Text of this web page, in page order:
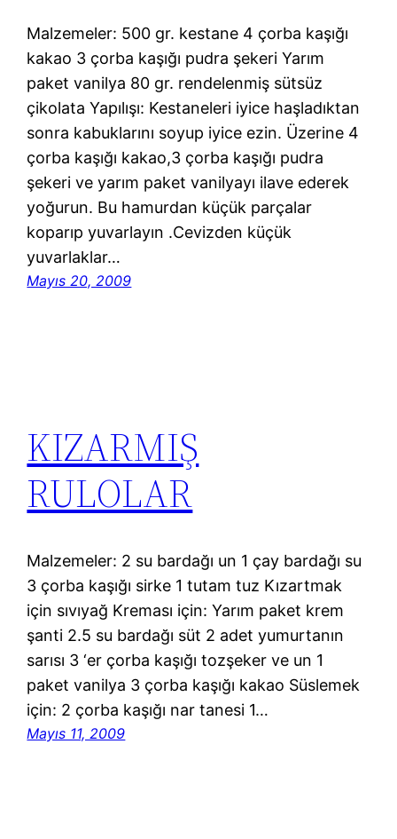
Malzemeler: 500 gr. kestane 4 çorba kaşığı
kakao 3 çorba kaşığı pudra şekeri Yarım
paket vanilya 80 gr. rendelenmiş sütsüz
çikolata Yapılışı: Kestaneleri iyice haşladıktan
sonra kabuklarını soyup iyice ezin. Üzerine 4
çorba kaşığı kakao,3 çorba kaşığı pudra
şekeri ve yarım paket vanilyayı ilave ederek
yoğurun. Bu hamurdan küçük parçalar
koparıp yuvarlayın .Cevizden küçük
yuvarlaklar…
Mayıs 20, 2009
KIZARMIŞ
RULOLAR
Malzemeler: 2 su bardağı un 1 çay bardağı su
3 çorba kaşığı sirke 1 tutam tuz Kızartmak
için sıvıyağ Kreması için: Yarım paket krem
şanti 2.5 su bardağı süt 2 adet yumurtanın
sarısı 3 ‘er çorba kaşığı tozşeker ve un 1
paket vanilya 3 çorba kaşığı kakao Süslemek
için: 2 çorba kaşığı nar tanesi 1…
Mayıs 11, 2009